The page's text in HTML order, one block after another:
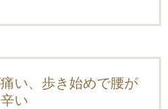
い、歩き始めで腰が
辛い